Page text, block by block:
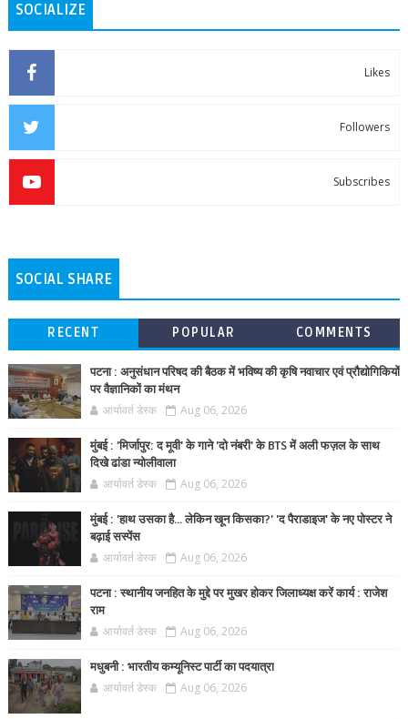
SOCIALIZE
Likes
Followers
Subscribes
SOCIAL SHARE
RECENT POPULAR COMMENTS
पटना : अनुसंधान परिषद की बैठक में भविष्य की कृषि नवाचार एवं प्रौद्योगिकियों
पर वैज्ञानिकों का मंथन
आर्यावर्त डेस्क Aug 06, 2026
मुंबई : 'मिर्जापुर: द मूवी' के गाने 'दो नंबरी' के BTS में अली फज़ल के साथ
दिखे ढांडा न्योलीवाला
आर्यावर्त डेस्क Aug 06, 2026
मुंबई : 'हाथ उसका है... लेकिन खून किसका?' 'द पैराडाइज' के नए पोस्टर ने
बढ़ाई सस्पेंस
आर्यावर्त डेस्क Aug 06, 2026
पटना : स्थानीय जनहित के मुद्दे पर मुखर होकर जिलाध्यक्ष करें कार्य : राजेश
राम
आर्यावर्त डेस्क Aug 06, 2026
मधुबनी : भारतीय कम्यूनिस्ट पार्टी का पदयात्रा
आर्यावर्त डेस्क Aug 06, 2026